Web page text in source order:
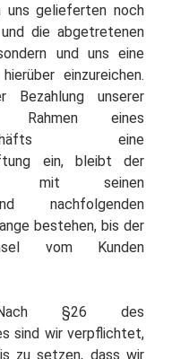
uns gelieferten noch
die abgetretenen
und uns eine
einzureichen.
unserer
Rahmen eines
eine
ein, bleibt der
mit seinen
nachfolgenden
bestehen, bis der
vom Kunden
§26 des
sind wir verpflichtet,
zu setzen, dass wir